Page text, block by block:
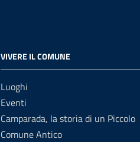
VIVERE IL COMUNE
Luoghi
Eventi
Camparada, la storia di un Piccolo
Comune Antico